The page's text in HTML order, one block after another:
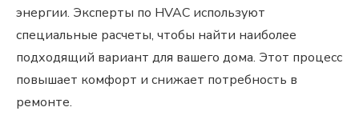
энергии. Эксперты по HVAC используют
специальные расчеты, чтобы найти наиболее
подходящий вариант для вашего дома. Этот процесс
повышает комфорт и снижает потребность в
ремонте.